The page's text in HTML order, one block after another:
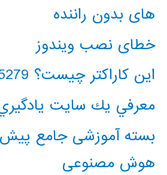
های بدون راننده
خطای نصب ویندوز
این کاراکتر چیست؟ 65279
معرفي يك سايت
بسته آموزشی جامع
هوش مصنوعی